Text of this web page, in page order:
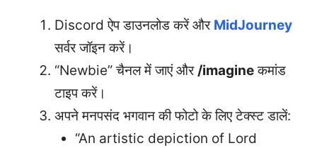
Discord ऐप डाउनलोड करें और MidJourney
सर्वर जॉइन करें।
“Newbie” चैनल में जाएं और /imagineकमांड
टाइप करें।
अपने मनपसंद भगवान की फोटो के लिए टेक्स्ट डालें:
“An artistic depiction of Lord